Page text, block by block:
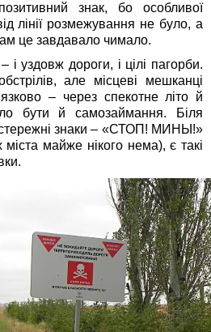
знак, бо особливої
лінії розмежування не було, а
це завдавало чимало.
і уздовж дороги, і цілі пагорби.
але місцеві мешканці
– через спекотне літо й
бути й самозаймання. Біля
знаки – «СТОП! МИНЫ!»
майже нікого нема), є такі